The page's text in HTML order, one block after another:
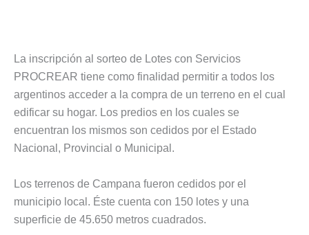
La inscripción al sorteo de Lotes con Servicios
PROCREAR tiene como finalidad permitir a todos los
argentinos acceder a la compra de un terreno en el cual
edificar su hogar. Los predios en los cuales se
encuentran los mismos son cedidos por el Estado
Nacional, Provincial o Municipal.
Los terrenos de Campana fueron cedidos por el
municipio local. Éste cuenta con 150 lotes y una
superficie de 45.650 metros cuadrados.